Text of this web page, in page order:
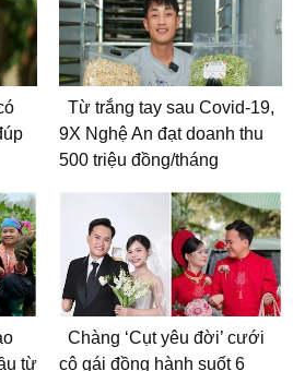
Từ trắng tay sau Covid-19,
9X Nghệ An đạt doanh thu
500 triệu đồng/tháng
từ
Chàng ‘Cụt yêu đời’ cưới
cô gái đồng hành suốt 6